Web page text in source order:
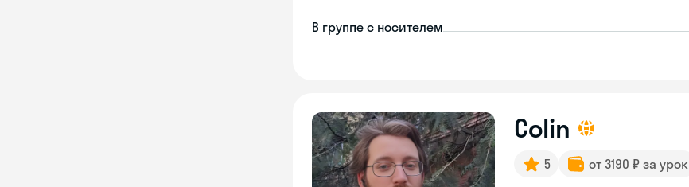
В группе с носителем
Colin
5 от 3190 ₽ за урок